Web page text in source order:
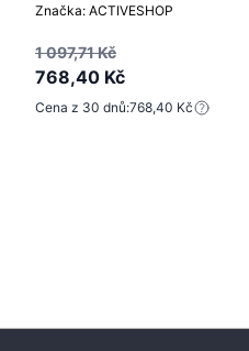
Značka: ACTIVESHOP
1 097,71 Kč
768,40 Kč
Cena z 30 dnů:768,40 Kč